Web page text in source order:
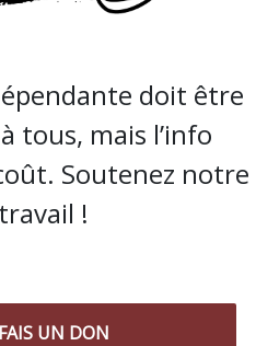
doit être
tous, mais l’info
Soutenez notre
travail !
UN DON